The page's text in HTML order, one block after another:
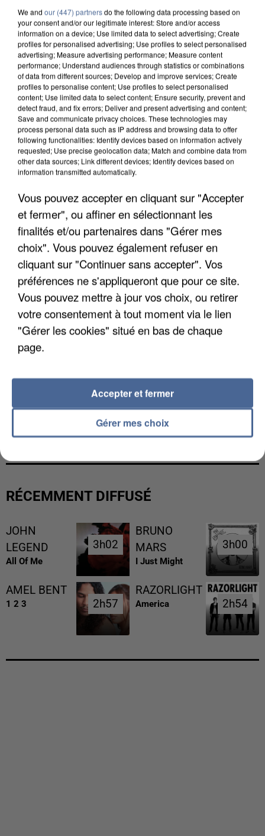
APRÈS TOUTES CES CANICULES, LES REFUGES
DE FAUNE SAUVAGE SONT...
L’UN DES FONDATEURS SUPPOSÉS DE LA DZ
MAFIA INTERPELLÉ EN ALGÉRIE
RÉCEMMENT DIFFUSÉ
JOHN
LEGEND
All Of Me
3h02
3h02
BRUNO
MARS
I Just Might
3h00
3h00
AMEL BENT
1 2 3 2h57
2h57
RAZORLIGHT
America 2h54
2h54
We and our (447) partnersdo the following data processing based on
your consent and/or our legitimate interest: Store and/or access
information on a device; Use limited data to select advertising; Create
profiles for personalised advertising; Use profiles to select personalised
advertising; Measure advertising performance; Measure content
performance; Understand audiences through statistics or combinations
of data from different sources; Develop and improve services; Create
profiles to personalise content; Use profiles to select personalised
content; Use limited data to select content; Ensure security, prevent and
detect fraud, and fix errors; Deliver and present advertising and content;
Save and communicate privacy choices. These technologies may
process personal data such as IP address and browsing data to offer
following functionalities: Identify devices based on information actively
requested; Use precise geolocation data; Match and combine data from
other data sources; Link different devices; Identify devices based on
information transmitted automatically.
Vous pouvez accepter en cliquant sur "Accepter
et fermer", ou affiner en sélectionnant les
finalités et/ou partenaires dans "Gérer mes
choix". Vous pouvez également refuser en
cliquant sur "Continuer sans accepter". Vos
préférences ne s'appliqueront que pour ce site.
Vous pouvez mettre à jour vos choix, ou retirer
votre consentement à tout moment via le lien
"Gérer les cookies" situé en bas de chaque
page.
Gérer mes choix
Accepter et fermer